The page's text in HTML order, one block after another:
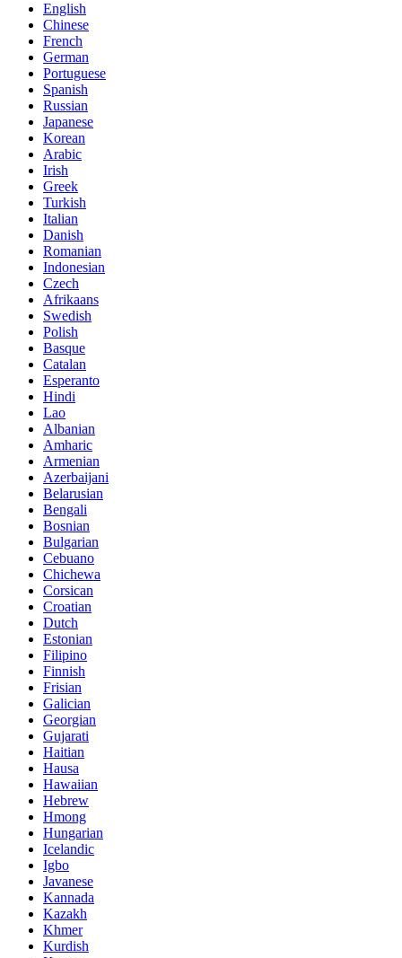
English
Chinese
French
German
Portuguese
Spanish
Russian
Japanese
Korean
Arabic
Irish
Greek
Turkish
Italian
Danish
Romanian
Indonesian
Czech
Afrikaans
Swedish
Polish
Basque
Catalan
Esperanto
Hindi
Lao
Albanian
Amharic
Armenian
Azerbaijani
Belarusian
Bengali
Bosnian
Bulgarian
Cebuano
Chichewa
Corsican
Croatian
Dutch
Estonian
Filipino
Finnish
Frisian
Galician
Georgian
Gujarati
Haitian
Hausa
Hawaiian
Hebrew
Hmong
Hungarian
Icelandic
Igbo
Javanese
Kannada
Kazakh
Khmer
Kurdish